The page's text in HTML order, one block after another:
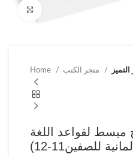
Home
لقواعد اللغة
للصفين11-12)